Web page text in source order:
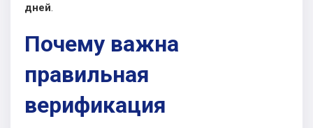
дней
Почему важна
правильная
верификация